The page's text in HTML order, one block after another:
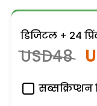
डिजिटल + 24
USD48